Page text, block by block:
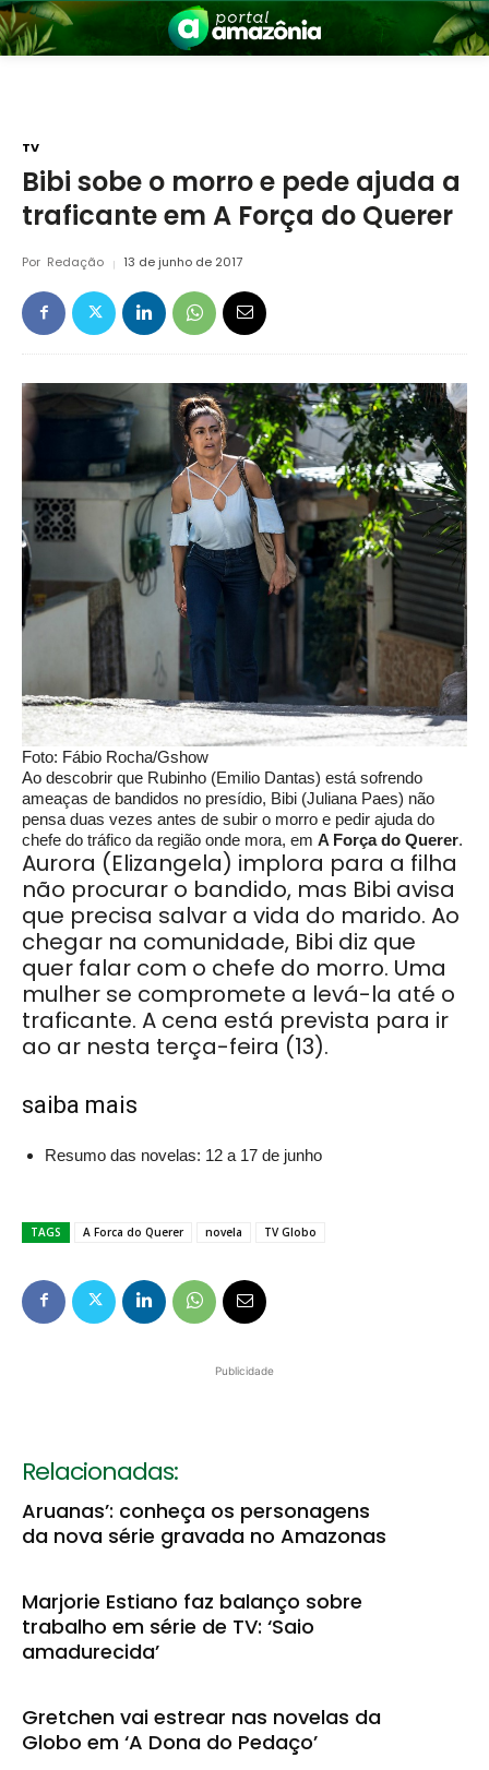
Amazônia
TV
Bibi sobe o morro e pede ajuda a
traficante em A Força do Querer
Por Redação 13 de junho de 2017
Foto: Fábio Rocha/Gshow
Ao descobrir que Rubinho (Emilio Dantas) está sofrendo
ameaças de bandidos no presídio, Bibi (Juliana Paes) não
pensa duas vezes antes de subir o morro e pedir ajuda do
chefe do tráfico da região onde mora, em A Força do Querer.
Aurora (Elizangela) implora para a filha
não procurar o bandido, mas Bibi avisa
que precisa salvar a vida do marido. Ao
chegar na comunidade, Bibi diz que
quer falar com o chefe do morro. Uma
mulher se compromete a levá-la até o
traficante. A cena está prevista para ir
ao ar nesta terça-feira (13).
saiba mais
Resumo das novelas: 12 a 17 de junho
TAGS A Forca do Querer novela TV Globo
Publicidade
Relacionadas:
Aruanas’: conheça os personagens
da nova série gravada no Amazonas
Marjorie Estiano faz balanço sobre
trabalho em série de TV: ‘Saio
amadurecida’
Gretchen vai estrear nas novelas da
Globo em ‘A Dona do Pedaço’